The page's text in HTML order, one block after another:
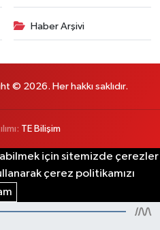
Haber Arşivi
© 2026. Her hakkı saklıdır.
TE Bilişim
için sitemizde çerezler
çerez politikamızı